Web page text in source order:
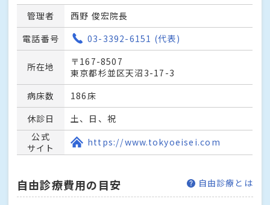
管理者
西野 俊宏院長
電話番号
03-3392-6151 (代表)
所在地
〒167-8507
東京都杉並区天沼3-17-3
病床数
186床
休診日
土、日、祝
公式
サイト
https://www.tokyoeisei.com
自由診療費用の目安 自由診療とは